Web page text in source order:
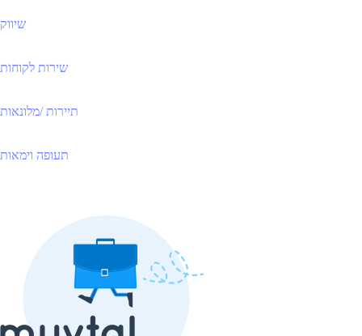
שיווק
שירות לקוחות
תיירות /מלונאות
תעופה וימאות